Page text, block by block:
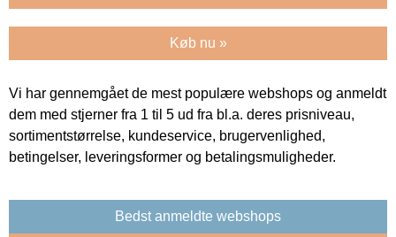
Køb nu »
Vi har gennemgået de mest populære webshops og anmeldt
dem med stjerner fra 1 til 5 ud fra bl.a. deres prisniveau,
sortimentstørrelse, kundeservice, brugervenlighed,
betingelser, leveringsformer og betalingsmuligheder.
Bedst anmeldte webshops